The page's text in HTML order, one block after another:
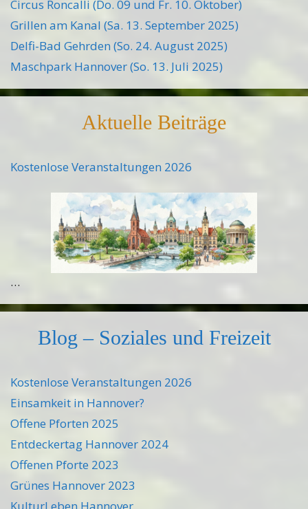
Circus Roncalli (Do. 09 und Fr. 10. Oktober)
Grillen am Kanal (Sa. 13. September 2025)
Delfi-Bad Gehrden (So. 24. August 2025)
Maschpark Hannover (So. 13. Juli 2025)
Aktuelle Beiträge
Kostenlose Veranstaltungen 2026
…
Blog – Soziales und Freizeit
Kostenlose Veranstaltungen 2026
Einsamkeit in Hannover?
Offene Pforten 2025
Entdeckertag Hannover 2024
Offenen Pforte 2023
Grünes Hannover 2023